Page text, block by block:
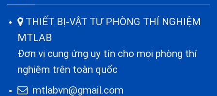
THIẾT BỊ-VẬT TƯ PHÒNG THÍ NGHIỆM
MTLAB
Đơn vị cung ứng uy tín cho mọi phòng thí
nghiệm trên toàn quốc
mtlabvn@gmail.com